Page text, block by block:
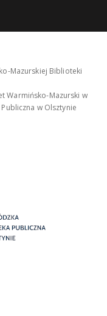
Mazurskiej Biblioteki
Warmińsko-Mazurski w
w Olsztynie